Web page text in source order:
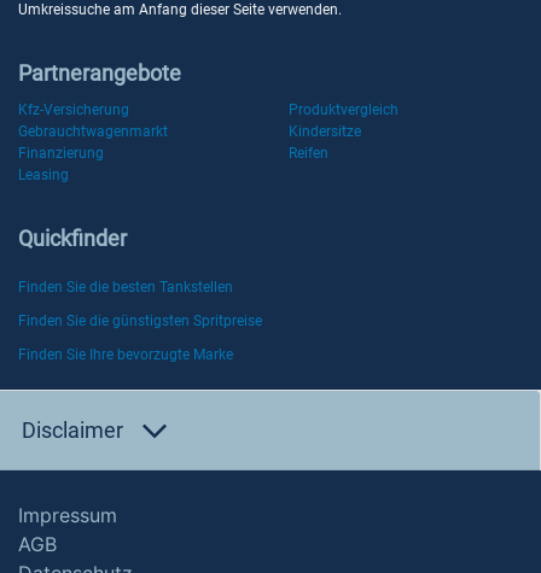
Umkreissuche am Anfang dieser Seite verwenden.
Partnerangebote
Kfz-Versicherung
Produktvergleich
Gebrauchtwagenmarkt
Kindersitze
Finanzierung
Reifen
Leasing
Quickfinder
Finden Sie die besten Tankstellen
Finden Sie die günstigsten Spritpreise
Finden Sie Ihre bevorzugte Marke
Disclaimer
Impressum
AGB